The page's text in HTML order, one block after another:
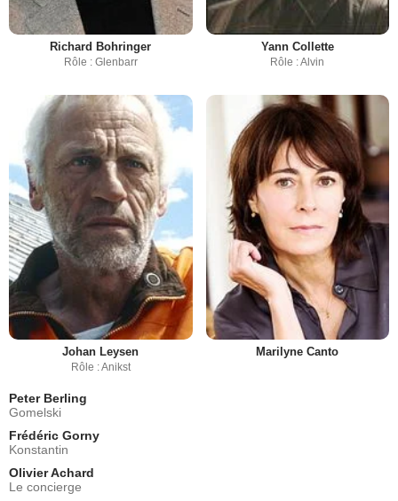
Richard Bohringer
Rôle : Glenbarr
Yann Collette
Rôle : Alvin
Johan Leysen
Rôle : Anikst
Marilyne Canto
Peter Berling
Gomelski
Frédéric Gorny
Konstantin
Olivier Achard
Le concierge